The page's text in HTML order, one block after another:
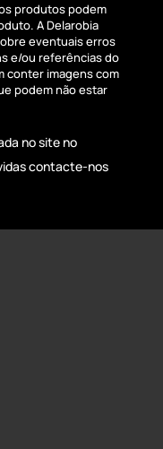
produtos podem
A Delarobia
eventuais erros
e/ou referências do
conter imagens com
podem não estar
no site no
contacte-nos